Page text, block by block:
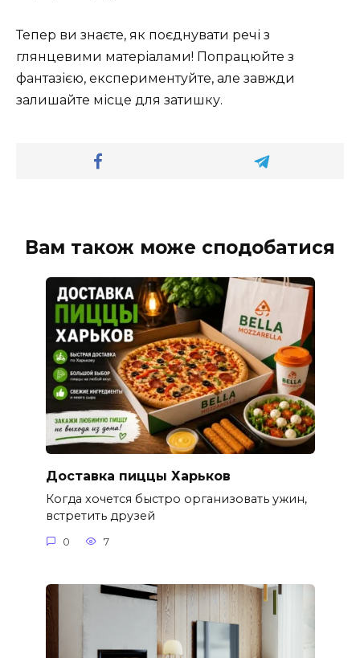
Тепер ви знаєте, як поєднувати речі з
глянцевими матеріалами! Попрацюйте з
фантазією, експериментуйте, але завжди
залишайте місце для затишку.
Вам також може сподобатися
Доставка пиццы Харьков
Когда хочется быстро организовать ужин,
встретить друзей
0 7